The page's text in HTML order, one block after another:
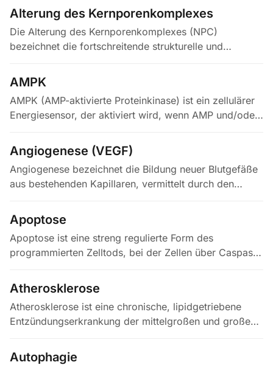
sowie mechanische Signale an…
Alterung des Kernporenkomplexes
Die Alterung des Kernporenkomplexes (NPC)
bezeichnet die fortschreitende strukturelle und
120 MDa schweren Proteinkomplexe, die…
AMPK
AMPK (AMP-aktivierte Proteinkinase) ist ein zellulärer
Energiesensor, der aktiviert wird, wenn AMP und/oder
Energiestatus…
Angiogenese (VEGF)
Angiogenese bezeichnet die Bildung neuer Blutgefäße
aus bestehenden Kapillaren, vermittelt durch den
A), der an die…
Apoptose
Apoptose ist eine streng regulierte Form des
programmierten Zelltods, bei der Zellen über Caspase-
typischerweise ohne Entzündungsreaktion,…
Atherosklerose
Atherosklerose ist eine chronische, lipidgetriebene
Entzündungserkrankung der mittelgroßen und großen
vorwiegend LDL — in der…
Autophagie